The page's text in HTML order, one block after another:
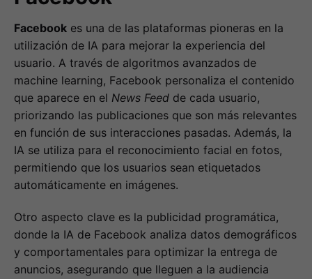
Facebook es una de las plataformas pioneras en la
utilización de IA para mejorar la experiencia del
usuario. A través de algoritmos avanzados de
machine learning, Facebook personaliza el contenido
que aparece en el News Feed de cada usuario,
priorizando las publicaciones que son más relevantes
en función de sus interacciones pasadas. Además, la
IA se utiliza para el reconocimiento facial en fotos,
permitiendo que los usuarios sean etiquetados
automáticamente en imágenes.
Otro aspecto clave es la publicidad programática,
donde la IA de Facebook analiza datos demográficos
y comportamentales para optimizar la entrega de
anuncios, asegurando que lleguen a la audiencia